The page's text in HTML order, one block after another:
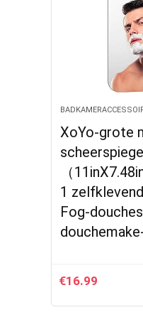
XoYo-grote
（
1
Fog-
€16.99